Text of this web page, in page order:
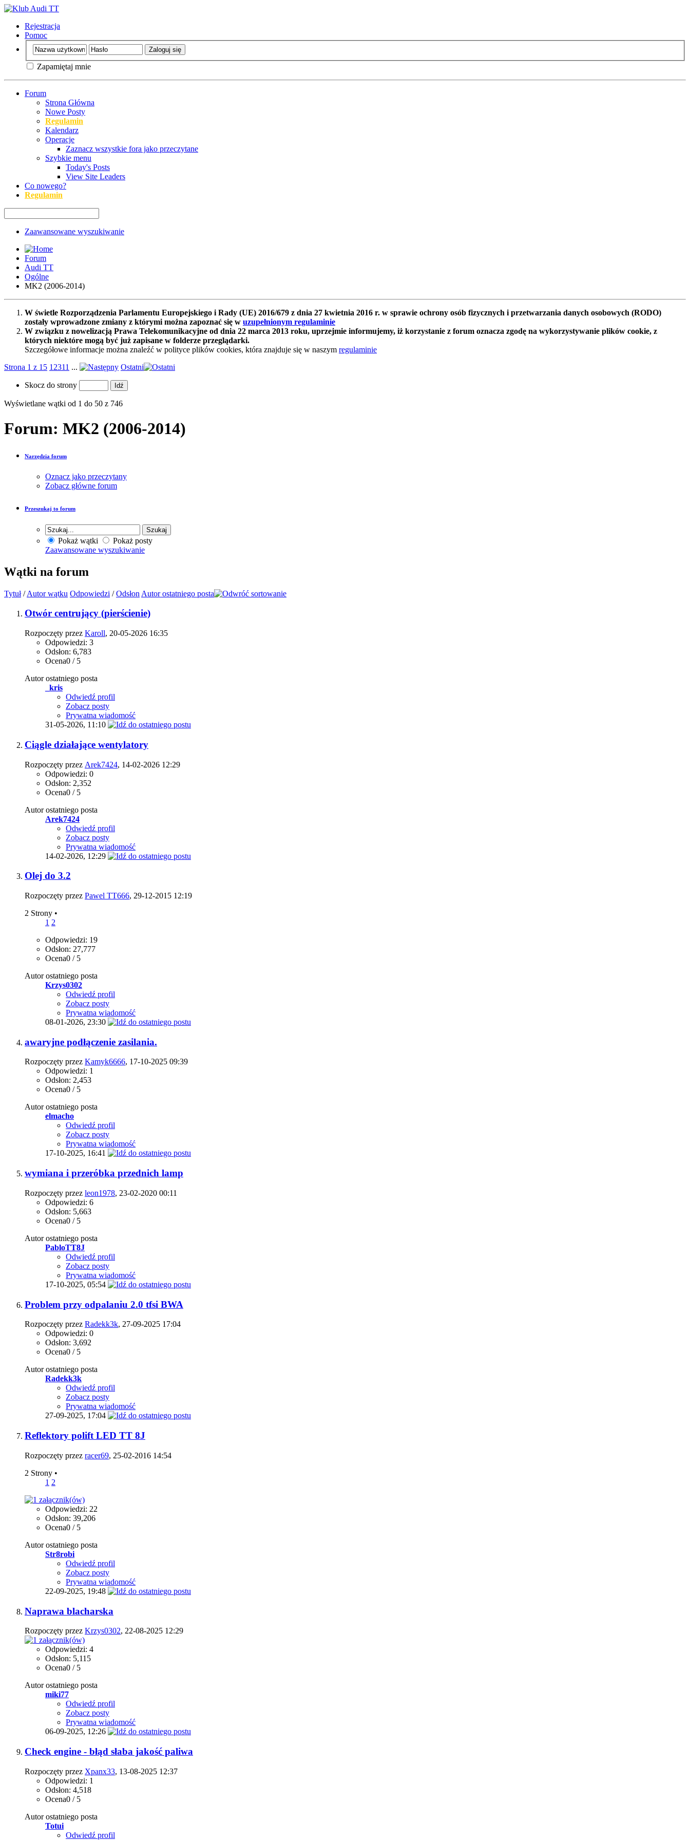
Rejestracja
Pomoc
Zapamiętaj mnie
Forum
Strona Główna
Nowe Posty
Regulamin
Kalendarz
Operacje
Zaznacz wszystkie fora jako przeczytane
Szybkie menu
Today's Posts
View Site Leaders
Co nowego?
Regulamin
Zaawansowane wyszukiwanie
Forum
Audi TT
Ogólne
MK2 (2006-2014)
W świetle Rozporządzenia Parlamentu Europejskiego i Rady (UE) 2016/679 z dnia 27 kwietnia 2016 r. w sprawie ochrony osób fizycznych i przetwarzania danych osobowych (RODO)
zostały wprowadzone zmiany z którymi można zapoznać się w uzupełnionym regulaminie
W związku z nowelizacją Prawa Telekomunikacyjne od dnia 22 marca 2013 roku, uprzejmie informujemy, iż korzystanie z forum oznacza zgodę na wykorzystywanie plików cookie, z
których niektóre mogą być już zapisane w folderze przeglądarki.
Szczegółowe informacje można znaleźć w polityce plików cookies, która znajduje się w naszym regulaminie
Strona 1 z 15 1 2311 ... Ostatni
Skocz do strony
Wyświetlane wątki od 1 do 50 z 746
Forum: MK2 (2006-2014)
Narzędzia forum
Oznacz jako przeczytany
Zobacz główne forum
Przeszukaj to forum
Pokaż wątki
Pokaż posty
Zaawansowane wyszukiwanie
Wątki na forum
Tytuł/Autor wątku Odpowiedzi /Odsłon Autor ostatniego posta
Otwór centrujący (pierścienie)
Rozpoczęty przez Karoll, 20-05-2026 16:35
Odpowiedzi: 3
Odsłon: 6,783
Ocena0 / 5
Autor ostatniego posta
_kris
Odwiedź profil
Zobacz posty
Prywatna wiadomość
31-05-2026, 11:10
Ciągle działające wentylatory
Rozpoczęty przez Arek7424, 14-02-2026 12:29
Odpowiedzi: 0
Odsłon: 2,352
Ocena0 / 5
Autor ostatniego posta
Arek7424
Odwiedź profil
Zobacz posty
Prywatna wiadomość
14-02-2026, 12:29
Olej do 3.2
Rozpoczęty przez Pawel TT666, 29-12-2015 12:19
2 Strony •
1 2
Odpowiedzi: 19
Odsłon: 27,777
Ocena0 / 5
Autor ostatniego posta
Krzys0302
Odwiedź profil
Zobacz posty
Prywatna wiadomość
08-01-2026, 23:30
awaryjne podłączenie zasilania.
Rozpoczęty przez Kamyk6666, 17-10-2025 09:39
Odpowiedzi: 1
Odsłon: 2,453
Ocena0 / 5
Autor ostatniego posta
elmacho
Odwiedź profil
Zobacz posty
Prywatna wiadomość
17-10-2025, 16:41
wymiana i przeróbka przednich lamp
Rozpoczęty przez leon1978, 23-02-2020 00:11
Odpowiedzi: 6
Odsłon: 5,663
Ocena0 / 5
Autor ostatniego posta
PabloTT8J
Odwiedź profil
Zobacz posty
Prywatna wiadomość
17-10-2025, 05:54
Problem przy odpalaniu 2.0 tfsi BWA
Rozpoczęty przez Radekk3k, 27-09-2025 17:04
Odpowiedzi: 0
Odsłon: 3,692
Ocena0 / 5
Autor ostatniego posta
Radekk3k
Odwiedź profil
Zobacz posty
Prywatna wiadomość
27-09-2025, 17:04
Reflektory polift LED TT 8J
Rozpoczęty przez racer69, 25-02-2016 14:54
2 Strony •
1 2
Odpowiedzi: 22
Odsłon: 39,206
Ocena0 / 5
Autor ostatniego posta
Str8robi
Odwiedź profil
Zobacz posty
Prywatna wiadomość
22-09-2025, 19:48
Naprawa blacharska
Rozpoczęty przez Krzys0302, 22-08-2025 12:29
Odpowiedzi: 4
Odsłon: 5,115
Ocena0 / 5
Autor ostatniego posta
miki77
Odwiedź profil
Zobacz posty
Prywatna wiadomość
06-09-2025, 12:26
Check engine - błąd słaba jakość paliwa
Rozpoczęty przez Xpanx33, 13-08-2025 12:37
Odpowiedzi: 1
Odsłon: 4,518
Ocena0 / 5
Autor ostatniego posta
Totui
Odwiedź profil